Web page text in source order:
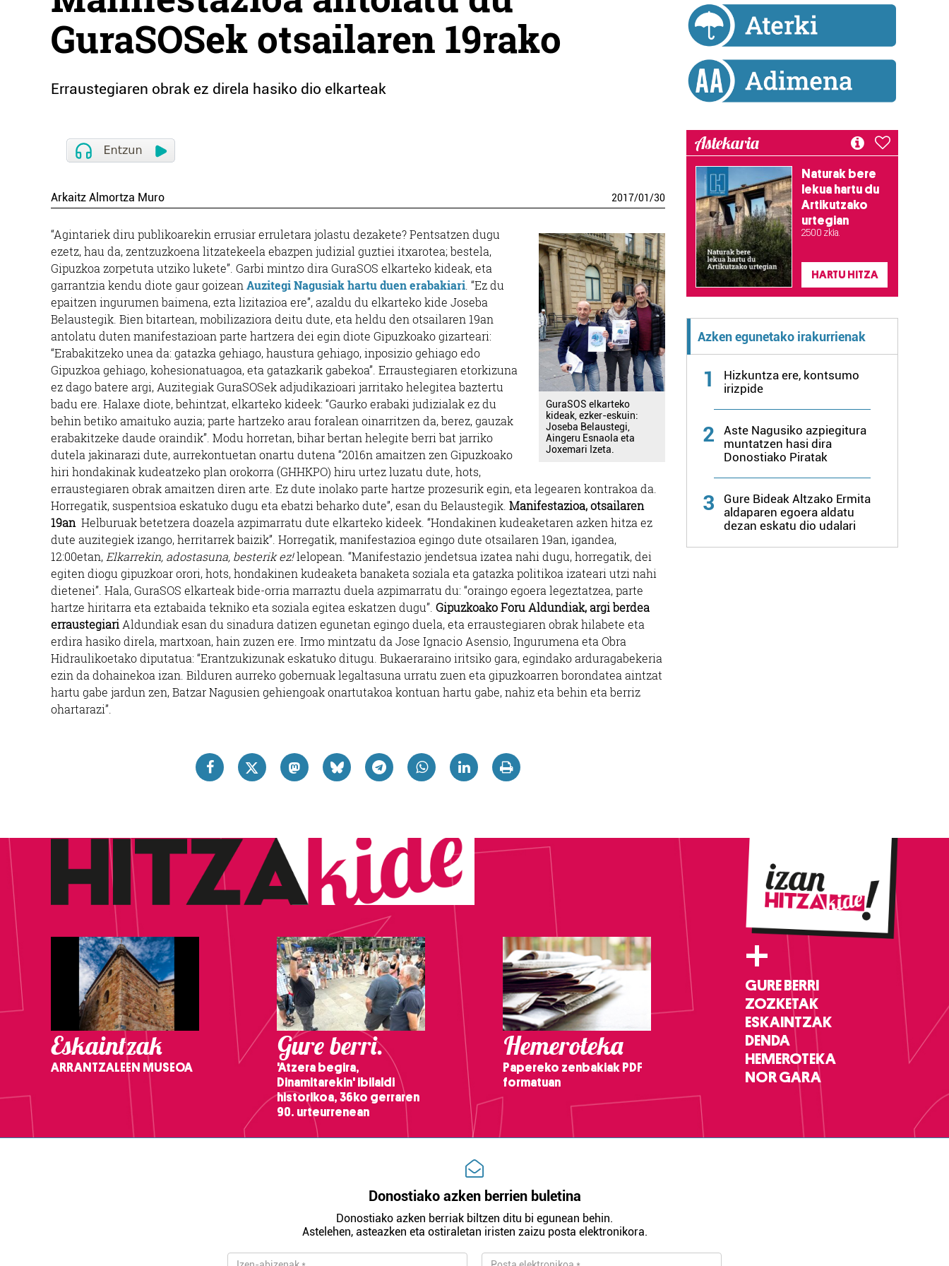
GuraSOSek otsailaren 19rako
Erraustegiaren obrak ez direla hasiko dio elkarteak
Arkaitz Almortza Muro 2017/01/30
GuraSOS elkarteko
kideak, ezker-eskuin:
Joseba Belaustegi,
Aingeru Esnaola eta
Joxemari Izeta.
“Agintariek diru publikoarekin errusiar erruletara jolastu dezakete? Pentsatzen dugu
ezetz, hau da, zentzuzkoena litzatekeela ebazpen judizial guztiei itxarotea; bestela,
Gipuzkoa zorpetuta utziko lukete”. Garbi mintzo dira GuraSOS elkarteko kideak, eta
garrantzia kendu diote gaur goizean Auzitegi Nagusiak hartu duen erabakiari . “Ez du
epaitzen ingurumen baimena, ezta lizitazioa ere”, azaldu du elkarteko kide Joseba
Belaustegik. Bien bitartean, mobilizaziora deitu dute, eta heldu den otsailaren 19an
antolatu duten manifestazioan parte hartzera dei egin diote Gipuzkoako gizarteari:
“Erabakitzeko unea da: gatazka gehiago, haustura gehiago, inposizio gehiago edo
Gipuzkoa gehiago, kohesionatuagoa, eta gatazkarik gabekoa”. Erraustegiaren etorkizuna
ez dago batere argi, Auzitegiak GuraSOSek adjudikazioari jarritako helegitea baztertu
badu ere. Halaxe diote, behintzat, elkarteko kideek: “Gaurko erabaki judizialak ez du
behin betiko amaituko auzia; parte hartzeko arau foralean oinarritzen da, berez, gauzak
erabakitzeke daude oraindik”. Modu horretan, bihar bertan helegite berri bat jarriko
dutela jakinarazi dute, aurrekontuetan onartu dutena “2016n amaitzen zen Gipuzkoako
hiri hondakinak kudeatzeko plan orokorra (GHHKPO) hiru urtez luzatu dute, hots,
erraustegiaren obrak amaitzen diren arte. Ez dute inolakoparte hartze prozesurik egin, eta legearen kontrakoa da.
Horregatik, suspentsioa eskatuko dugu eta ebatzi beharko dute”, esan du Belaustegik. Manifestazioa, otsailaren
19an Helburuak betetzera doazela azpimarratu dute elkarteko kideek. “Hondakinen kudeaketaren azken hitza ez
dute auzitegiek izango, herritarrek baizik”. Horregatik, manifestazioa egingo dute otsailaren 19an, igandea,
12:00etan, Elkarrekin, adostasuna, besterik ez!lelopean. “Manifestazio jendetsua izatea nahi dugu, horregatik, dei
egiten diogu gipuzkoar orori, hots, hondakinen kudeaketa banaketa soziala eta gatazka politikoa izateari utzi nahi
dietenei”. Hala, GuraSOS elkarteak bide-orria marraztu duela azpimarratu du: “oraingo egoera legeztatzea, parte
hartze hiritarra eta eztabaida tekniko eta soziala egitea eskatzen dugu”. Gipuzkoako Foru Aldundiak, argi berdea
erraustegiari Aldundiak esan du sinadura datizen egunetan egingo duela, eta erraustegiaren obrak hilabete eta
erdira hasiko direla, martxoan, hain zuzen ere. Irmo mintzatu da Jose Ignacio Asensio,Ingurumena eta Obra
Hidraulikoetako diputatua: “Erantzukizunak eskatuko ditugu. Bukaeraraino iritsiko gara, egindako arduragabekeria
ezin da dohainekoa izan. Bilduren aurreko gobernuak legaltasuna urratu zuen eta gipuzkoarren borondatea aintzat
hartu gabe jardun zen, Batzar Nagusien gehiengoak onartutakoa kontuan hartu gabe, nahiz eta behin eta berriz
ohartarazi”.
Astekaria
Naturak bere
lekua hartu du
Artikutzako
urtegian
2.500 zkia.
HARTU HITZA
Azken egunetako irakurrienak
1
Hizkuntza ere, kontsumo
irizpide
2
Aste Nagusiko azpiegitura
muntatzen hasi dira
Donostiako Piratak
3
Gure Bideak Altzako Ermita
aldaparen egoera aldatu
dezan eskatu dio udalari
Eskaintzak
ARRANTZALEEN MUSEOA
Gure berri.
'Atzera begira,
Dinamitarekin' ibilaldi
historikoa, 36ko gerraren
90. urteurrenean
Hemeroteka
Papereko zenbakiak PDF
formatuan
+
GURE BERRI
ZOZKETAK
ESKAINTZAK
DENDA
HEMEROTEKA
NOR GARA
Donostiako azken berrien buletina
Donostiako azken berriak biltzen ditu bi egunean behin.
Astelehen, asteazken eta ostiraletan iristen zaizu posta elektronikora.